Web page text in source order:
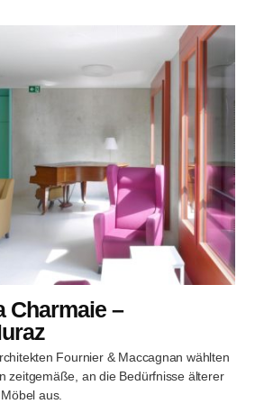
Charmaie –
Fournier & Maccagnan wählten
zeitgemäße, an die Bedürfnisse älterer
aus.